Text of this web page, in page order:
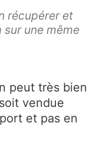
récupérer et
une même
peut très bien
vendue
et pas en